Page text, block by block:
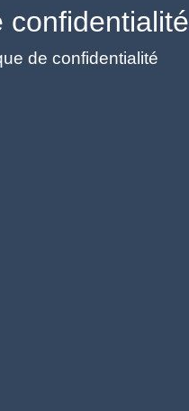
confidentialité
de confidentialité